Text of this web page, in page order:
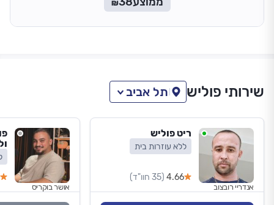
₪
שירותי פוליש תל אביב
ריט פוליש
ללא עוזרות בית
4.66 (35 חוו"ד)
אנדריי רובצוב אושר בוקריס